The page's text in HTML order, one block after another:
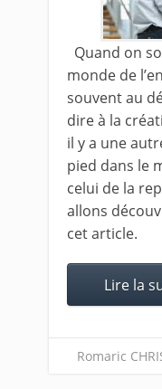
Quand on
monde de
souvent au
dire à la
il y a une
pied dans le
celui de la
allons
cet article.
Lire la
Romaric